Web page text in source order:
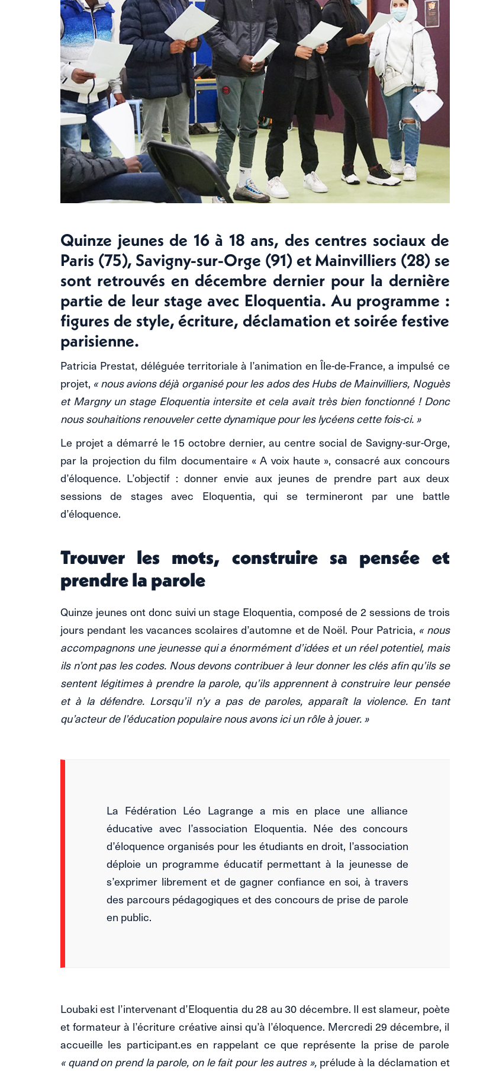
Quinze jeunes de 16 à 18 ans, des centres sociaux de
Paris (75), Savigny-sur-Orge (91) et Mainvilliers (28) se
sont retrouvés en décembre dernier pour la dernière
partie de leur stage avec Eloquentia. Au programme :
figures de style, écriture, déclamation et soirée festive
parisienne.
Patricia Prestat, déléguée territoriale à l’animation en Île-de-France, a impulsé ce
projet, « nous avions déjà organisé pour les ados des Hubs de Mainvilliers, Noguès
et Margny un stage Eloquentia intersite et cela avait très bien fonctionné ! Donc
nous souhaitions renouveler cette dynamique pour les lycéens cette fois-ci. »
Le projet a démarré le 15 octobre dernier, au centre social de Savigny-sur-Orge,
par la projection du film documentaire « A voix haute », consacré aux concours
d’éloquence. L’objectif : donner envie aux jeunes de prendre part aux deux
sessions de stages avec Eloquentia, qui se termineront par une battle
d’éloquence.
Trouver les mots, construire sa pensée et
prendre la parole
Quinze jeunes ont donc suivi un stage Eloquentia, composé de 2 sessions de trois
jours pendant les vacances scolaires d’automne et de Noël. Pour Patricia, « nous
accompagnons une jeunesse qui a énormément d’idées et un réel potentiel, mais
ils n’ont pas les codes. Nous devons contribuer à leur donner les clés afin qu’ils se
sentent légitimes à prendre la parole, qu’ils apprennent à construire leur pensée
et à la défendre. Lorsqu’il n’y a pas de paroles, apparaît la violence. En tant
qu’acteur de l’éducation populaire nous avons ici un rôle à jouer. »
La Fédération Léo Lagrange a mis en place une alliance
éducative avec l’association Eloquentia. Née des concours
d’éloquence organisés pour les étudiants en droit, l’association
déploie un programme éducatif permettant à la jeunesse de
s’exprimer librement et de gagner confiance en soi, à travers
des parcours pédagogiques et des concours de prise de parole
en public.
Loubaki est l’intervenant d’Eloquentia du 28 au 30 décembre. Il est slameur, poète
et formateur à l’écriture créative ainsi qu’à l’éloquence. Mercredi 29 décembre, il
accueille les participant.es en rappelant ce que représente la prise de parole
« quand on prend la parole, on le fait pour les autres », prélude à la déclamation et